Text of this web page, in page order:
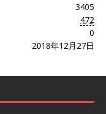
3405
472
0
2018年12月27日